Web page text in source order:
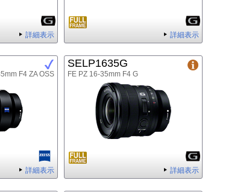
詳細表示 詳細表示
F4 ZA OSS
詳細表示
SELP1635G
FE PZ 16-35mm F4 G
詳細表示